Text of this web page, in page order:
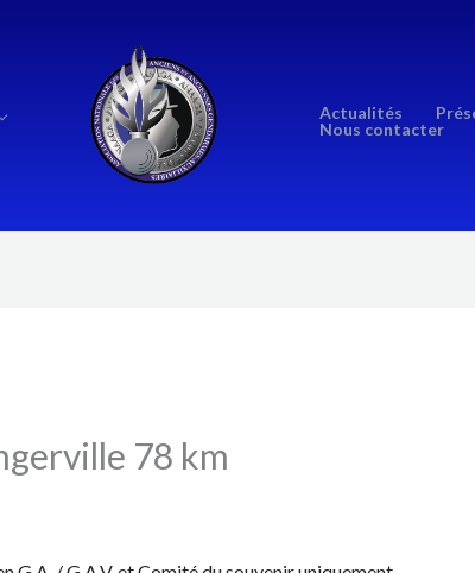
Actualités
Nous contacter
78 km